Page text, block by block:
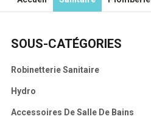
SOUS-CATÉGORIES
Robinetterie Sanitaire
Hydro
Accessoires De Salle De Bains